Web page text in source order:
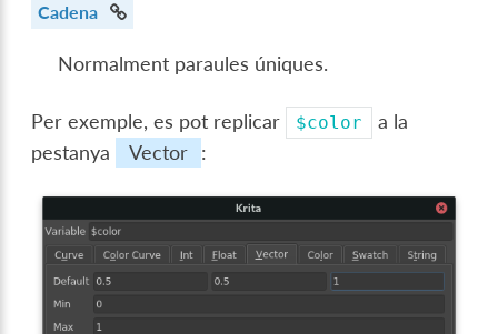
Cadena
Normalment paraules úniques.
Per exemple, es pot replicar $color
a la
pestanya
Vector :